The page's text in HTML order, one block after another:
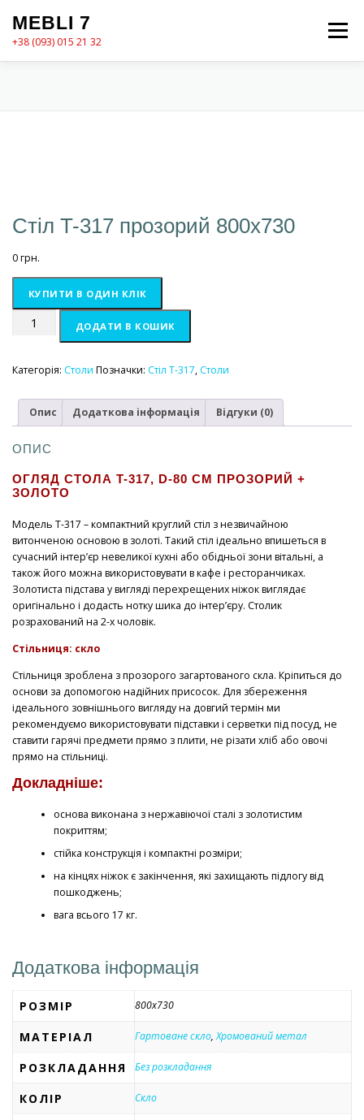
вмісту
MEBLI 7
+38 (093) 015 21 32
Меню
Стіл T-317 прозорий 800х730
0грн.
КУПИТИ В ОДИН КЛІК
прозорий
кількість
ДОДАТИ В КОШИК
Категорія: Столи Позначки: Стіл T-317, Столи
Опис Додаткова інформація Відгуки (0)
ОПИС
ОГЛЯД СТОЛА T-317, D-80 СМ
ПРОЗОРИЙ +
ЗОЛОТО
Модель T-317 – компактний круглий стіл з незвичайною
витонченою основою в золоті. Такий стіл ідеально впишеться в
сучасний інтер’єр невеликої кухні або обідньої зони вітальні, а
також його можна використовувати в кафе і ресторанчиках.
Золотиста підстава у вигляді перехрещених ніжок виглядає
оригінально і додасть нотку шика до інтер’єру. Столик
розрахований на 2-х чоловік.
Стільниця: скло
Стільниця зроблена з прозорого загартованого скла. Кріпиться до
основи за допомогою надійних присосок. Для збереження
ідеального зовнішнього вигляду на довгий термін ми
рекомендуємо використовувати підставки і серветки під посуд, не
ставити гарячі предмети прямо з плити, не різати хліб або овочі
прямо на стільниці.
Докладніше:
основа виконана з нержавіючої сталі з золотистим
покриттям;
стійка конструкція і компактні розміри;
на кінцях ніжок є закінчення, які захищають підлогу від
пошкоджень;
вага всього 17 кг.
Додаткова інформація
РОЗМІР 800х730
МАТЕРІАЛ Гартоване скло,Хромований метал
РОЗКЛАДАННЯ Без розкладання
КОЛІР Скло